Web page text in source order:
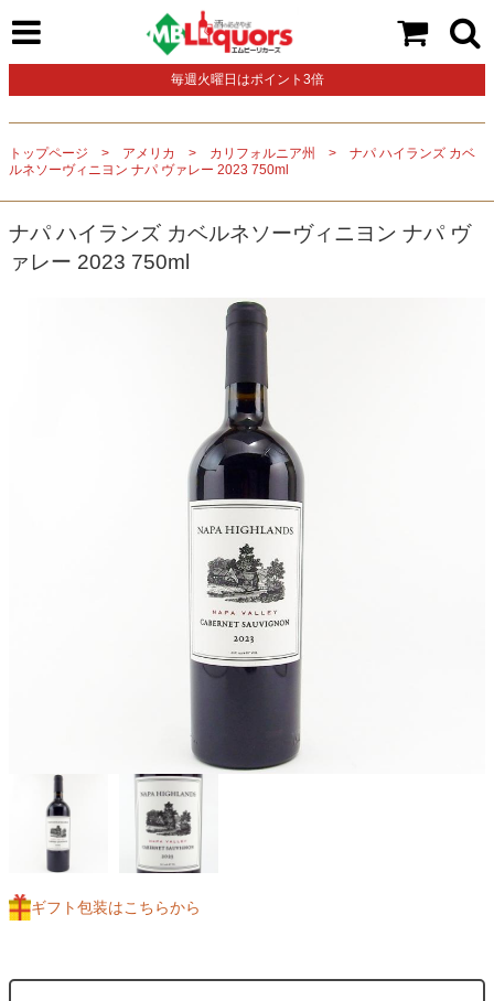
毎週火曜日はポイント3倍
トップページ アメリカ カリフォルニア州
ナパ ハイランズ カベ
ルネソーヴィニヨン ナパ ヴァレー 2023 750ml
ナパ ハイランズ カベルネソーヴィニヨン ナパ ヴ
ァレー 2023 750ml
ギフト包装はこちらから